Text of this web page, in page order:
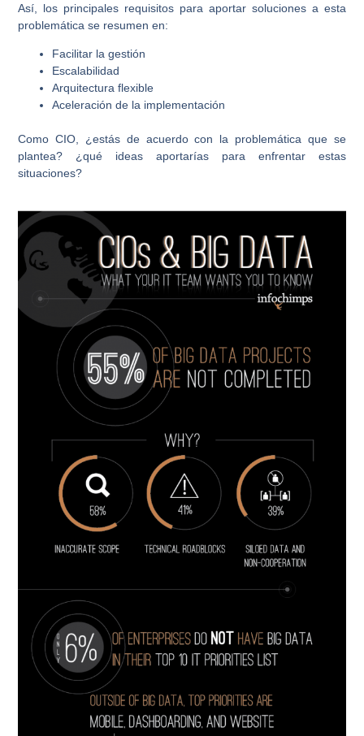
Así, los principales requisitos para aportar soluciones a esta
problemática se resumen en:
Facilitar la gestión
Escalabilidad
Arquitectura flexible
Aceleración de la implementación
Como CIO, ¿estás de acuerdo con la problemática que se
plantea? ¿qué ideas aportarías para enfrentar estas
situaciones?